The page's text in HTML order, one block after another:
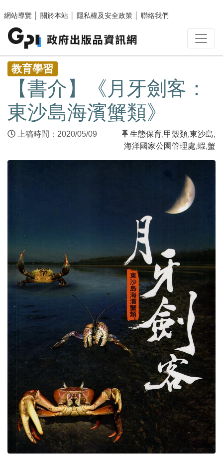
網站導覽
關於本站 隱私權及安全政策 聯絡我們
:::
教育學習
【書介】《月牙劍客：
東沙島海濱蟹類》
上稿時間：2020/05/09 生態保育,甲殼類,東沙島,
海洋國家公園管理處,蝦,蟹